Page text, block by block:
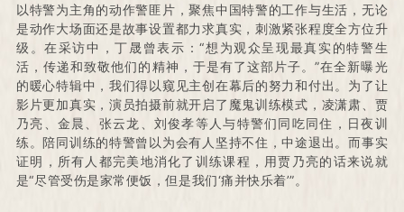
以特警为主角的动作警匪片，聚焦中国特警的工作与生活，无论
是动作大场面还是故事设置都力求真实，刺激紧张程度全方位升
级。在采访中，丁晟曾表示：“想为观众呈现最真实的特警生
活，传递和致敬他们的精神，于是有了这部片子。”在全新曝光
的暖心特辑中，我们得以窥见主创在幕后的努力和付出。 为了让
影片更加真实，演员拍摄前就开启了魔鬼训练模式，凌潇肃、贾
乃亮、金晨、张云龙、刘俊孝等人与特警们同吃同住，日夜训
练。陪同训练的特警曾以为会有人坚持不住，中途退出。而事实
证明，所有人都完美地消化了训练课程，用贾乃亮的话来说就
是“尽管受伤是家常便饭，但是我们‘痛并快乐着’”。